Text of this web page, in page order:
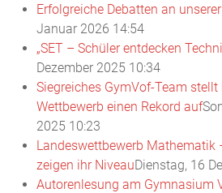
Erfolgreiche Debatten an
Januar 2026 14:54
„SET – Schüler entdecken
Dezember 2025 10:34
Siegreiches GymVof-Team
Wettbewerb einen Rekord auf
2025 10:23
Landeswettbewerb Mathematik
zeigen ihr NiveauDienstag, 16
Autorenlesung am Gymnasium